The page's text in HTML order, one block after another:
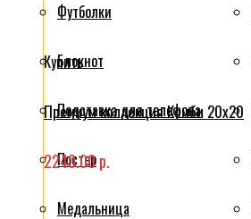
Купить
Премиум коллекция Комби 20x20
2240.00 р.
Футболки
Блокнот
Подставка для телефона
Постер
Медальница